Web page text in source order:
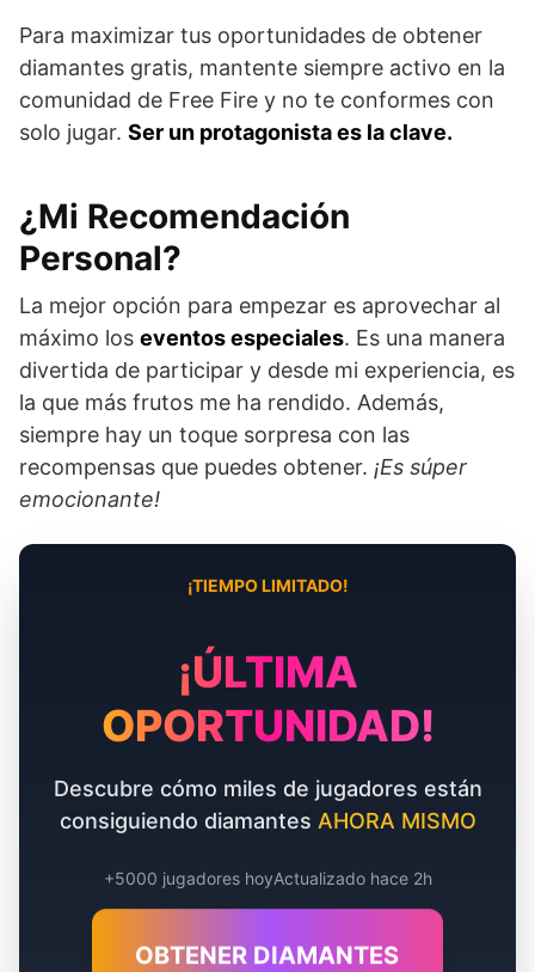
Para maximizar tus oportunidades de obtener
diamantes gratis, mantente siempre activo en la
comunidad de Free Fire y no te conformes con
solo jugar. Ser un protagonista es la clave.
¿Mi Recomendación
Personal?
La mejor opción para empezar es aprovechar al
máximo los eventos especiales. Es una manera
divertida de participar y desde mi experiencia, es
la que más frutos me ha rendido. Además,
siempre hay un toque sorpresa con las
recompensas que puedes obtener. ¡Es súper
emocionante!
¡TIEMPO LIMITADO!
¡ÚLTIMA
OPORTUNIDAD!
Descubre cómo miles de jugadores están
consiguiendo diamantes AHORA MISMO
+5000 jugadores hoyActualizado hace 2h
OBTENER DIAMANTES